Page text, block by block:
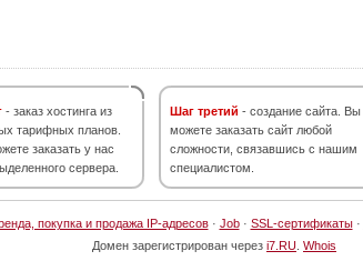
- заказ хостинга из
тарифных планов.
заказать у нас
сервера.
Шаг третий - создание сайта. Вы
можете заказать сайт любой
сложности, связавшись с нашим
специалистом.
покупка и продажа IP-адресов· Job· SSL-сертификаты·
Домен зарегистрирован через i7.RU Whois